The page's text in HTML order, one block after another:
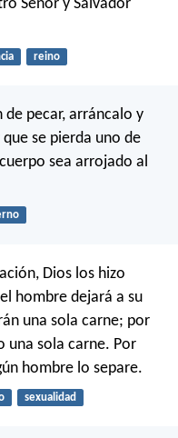
Señor y Salvador
reino
pecar, arráncalo y
se pierda uno de
sea arrojado al
Dios los hizo
hombre dejará a su
una sola carne; por
una sola carne. Por
hombre lo separe.
sexualidad